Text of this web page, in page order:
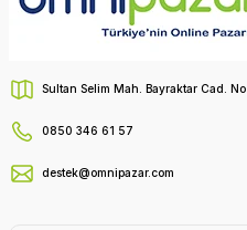
Sultan Selim Mah. Bayraktar Cad.
0850 346 61 57
destek@omnipazar.com